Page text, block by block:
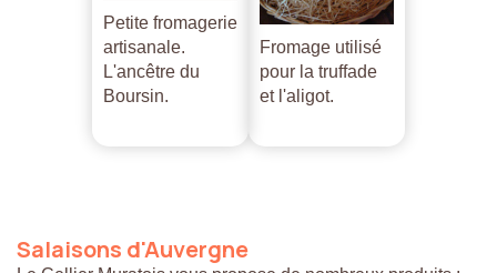
Petite fromagerie
artisanale.
L'ancêtre du
Boursin.
Fromage utilisé
pour la truffade
et l'aligot.
Salaisons d'Auvergne